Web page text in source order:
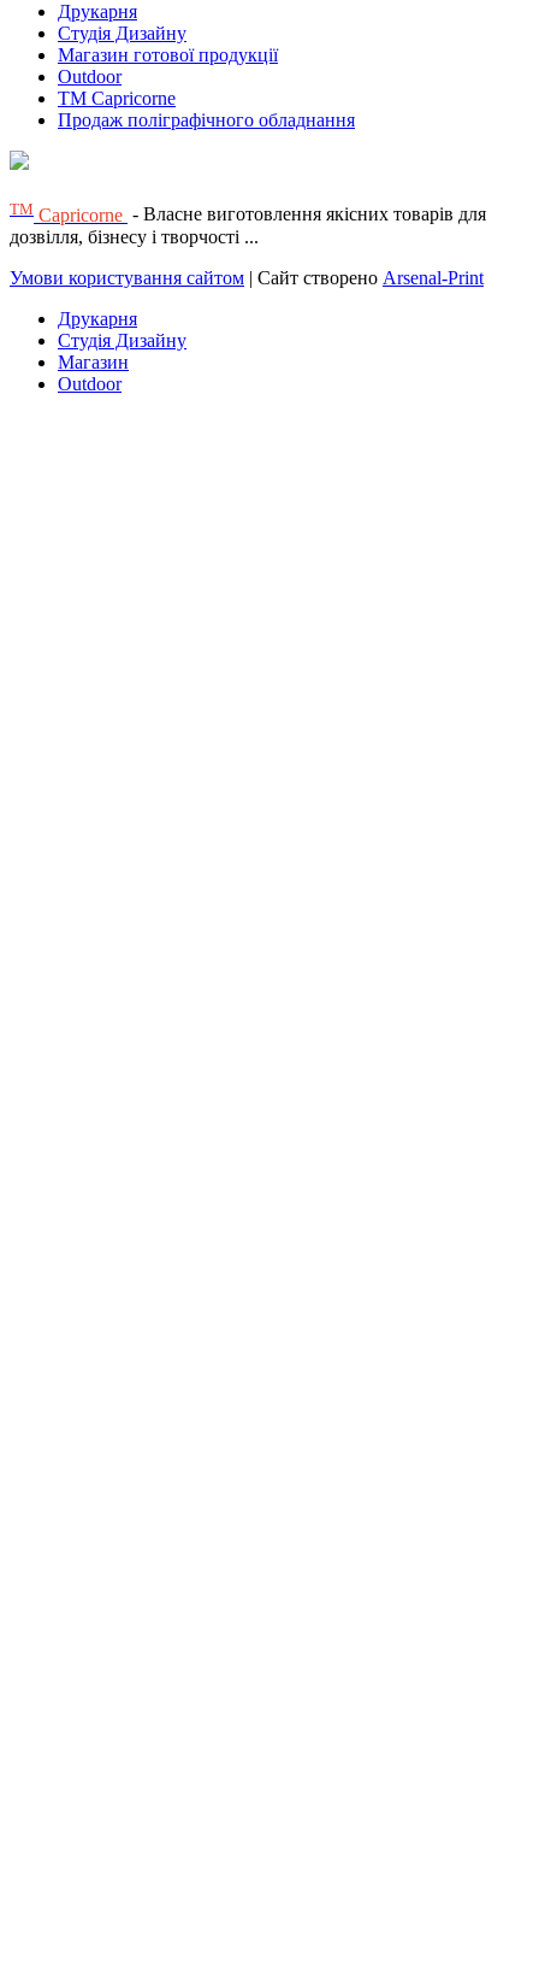
Друкарня
Студія Дизайну
Магазин готової продукції
Outdoor
TM Capricorne
Продаж поліграфічного обладнання
ТМ Capricorne - Власне виготовлення якісних товарів для
дозвілля, бізнесу і творчості ...
Умови користування сайтом | Сайт створено Arsenal-Print
Друкарня
Студія Дизайну
Магазин
Outdoor